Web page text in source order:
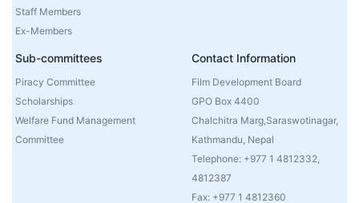
Staff Members
Ex-Members
Sub-committees
Piracy Committee
Scholarships
Welfare Fund Management
Committee
Contact Information
Film Development Board
GPO Box 4400
Chalchitra Marg,Saraswotinagar,
Kathmandu, Nepal
Telephone: +977 1 4812332,
4812387
Fax: +977 1 4812360